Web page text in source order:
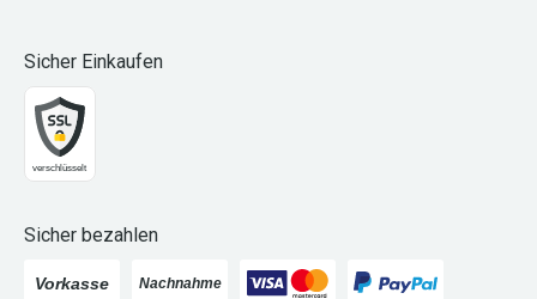
Sicher Einkaufen
Sicher bezahlen